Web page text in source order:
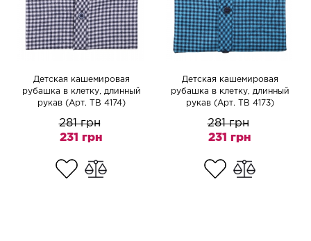
Детская кашемировая
рубашка в клетку, длинный
рукав (Арт. TB 4174)
281 грн
231 грн
Детская кашемировая
рубашка в клетку, длинный
рукав (Арт. TB 4173)
281 грн
231 грн